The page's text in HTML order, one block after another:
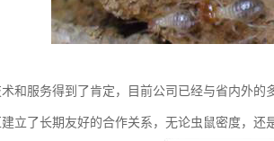
和服务得到了肯定，目前公司已经与省内外
立了长期友好的合作关系，无论虫鼠密度，还